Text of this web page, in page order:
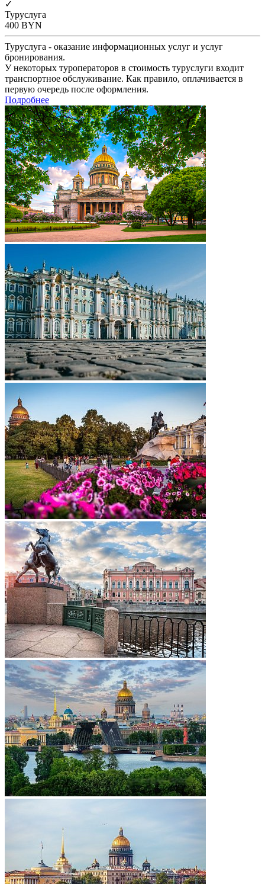
✓
Туруслуга
400 BYN
Туруслуга - оказание информационных услуг и услуг
бронирования.
У некоторых туроператоров в стоимость туруслуги входит
транспортное обслуживание. Как правило, оплачивается в
первую очередь после оформления.
Подробнее